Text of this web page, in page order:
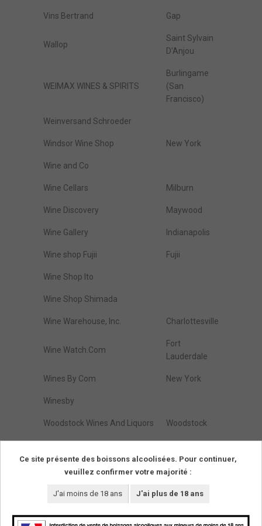
Vins Bertrand Gap
Wallop
Saint Sylvain
D'Anjou
WEIMAX WINES & SPIRITS
Burlingame
(San
Francisco)
Weinversand Schroeder
Windsor Wine Shop New York
Wine and Co
Wine Cellars Milburn
Wine Discovery Maywood
Wine Gallery Indianapolis
Wine shop Fujii Fujii
Wine Shop Ito
Wine Shop Shimada
Wine Warehouse, Inc. Charlottesville
Wine Watch.Com
Fort
Lauderdale
Wines By Com New York
Winesby
Woodstock Wines And Liquors Woodstock
274
Ce site présente des boissons alcoolisées. Pour continuer,
veuillez confirmer votre majorité :
J'ai moins de 18 ans J'ai plus de 18 ans